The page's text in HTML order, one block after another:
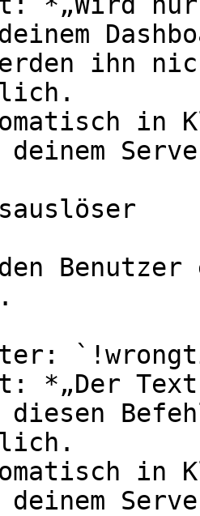
ihn
in
deinem
Benutzer
*„Der Text,
diesen
in
deinem